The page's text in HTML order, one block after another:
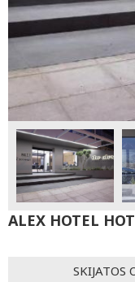
ALEX HOTEL
SKIJATOS